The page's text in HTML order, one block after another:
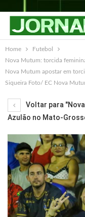
Home
Futebol
Nova Mutum: torcida
Nova Mutum apostar em
Siqueira Foto/ EC Nova
Voltar para
Azulão no Mato-